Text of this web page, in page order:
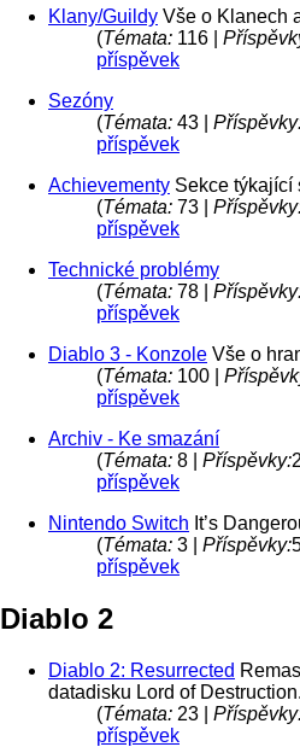
Klany/Guildy Vše o Klanech
(Témata: 116 |
příspěvek
Sezóny
(Témata: 43 |
příspěvek
Achievementy Sekce týkající
(Témata: 73 |
příspěvek
Technické problémy
(Témata: 78 |
příspěvek
Diablo 3 - Konzole Vše o
(Témata: 100 |
příspěvek
Archiv - Ke smazání
(Témata: 8 | Příspěvky:
příspěvek
Nintendo Switch It’s
(Témata: 3 | Příspěvky:
příspěvek
Diablo 2
Diablo 2: Resurrected
datadisku Lord of
(Témata: 23 |
příspěvek